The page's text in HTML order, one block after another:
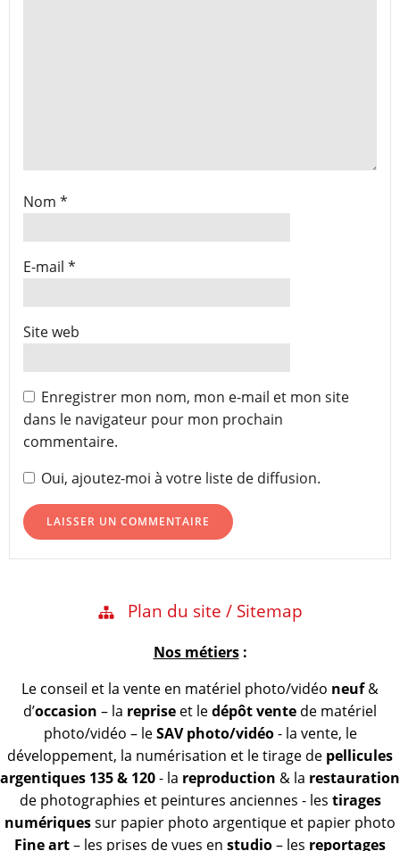
Nom *
E-mail *
Site web
Enregistrer mon nom, mon e-mail et mon site
dans le navigateur pour mon prochain
commentaire.
Oui, ajoutez-moi à votre liste de diffusion.
Plan du site / Sitemap
Nos métiers:
Le conseil et la vente en matériel photo/vidéo neuf&
d’occasion – la reprise et ledépôt vente de matériel
photo/vidéo – leSAV photo/vidéo- la vente, le
développement, la numérisation et le tirage de pellicules
argentiques 135 & 120- la reproduction & la restauration
de photographies et peintures anciennes - les tirages
numériquessur papier photo argentique et papier photo
Fine art– les prises de vues en studio– les reportages